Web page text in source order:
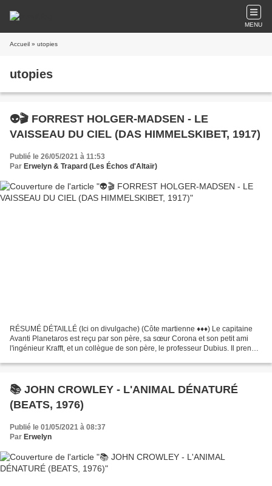
MENU
Accueil » utopies
utopies
👽🎬 FORREST HOLGER-MADSEN - LE
VAISSEAU DU CIEL (DAS HIMMELSKIBET, 1917)
Publié le 26/05/2021 à 11:53
Par Erwelyn & Trapard (Les Échos d'Altaïr)
RÉSUMÉ DÉTAILLÉ (Ici on divulgache) (Côte martienne ♦♦♦) Le capitaine
Avanti Planetaros est reçu par son père, sa sœur Corona et son petit ami
l'ingénieur Krafft, et un collègue de son père, le professeur Dubius. Il prend
📚 JOHN CROWLEY - L'ANIMAL DÉNATURÉ
(BEATS, 1976)
Publié le 01/05/2021 à 08:37
Par Erwelyn